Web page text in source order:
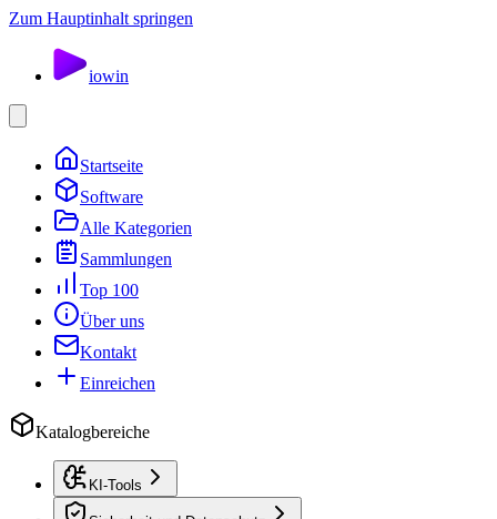
Zum Hauptinhalt springen
iowin
Startseite
Software
Alle Kategorien
Sammlungen
Top 100
Über uns
Kontakt
Einreichen
Katalogbereiche
KI-Tools